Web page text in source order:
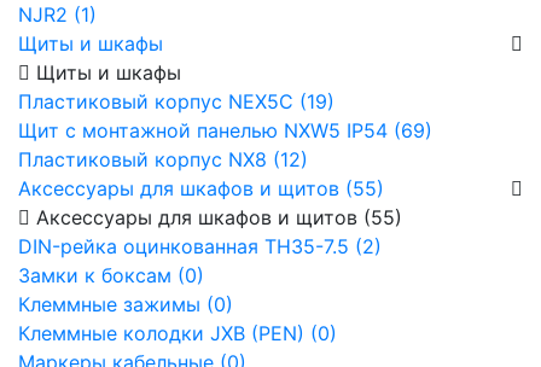
NJR2 (1)
Щиты и шкафы
Щиты и шкафы
Пластиковый корпус NEX5C (19)
Щит с монтажной панелью NXW5 IP54 (69)
Пластиковый корпус NX8 (12)
Аксессуары для шкафов и щитов (55)
Аксессуары для шкафов и щитов (55)
DIN-рейка оцинкованная TH35-7.5 (2)
Замки к боксам (0)
Клеммные зажимы (0)
Клеммные колодки JXB (PEN) (0)
Маркеры кабельные (0)